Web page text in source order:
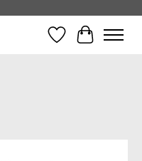
Verlanglijst
Mijn
Items